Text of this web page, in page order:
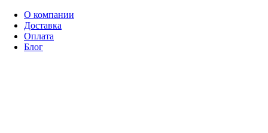
О компании
Доставка
Оплата
Блог